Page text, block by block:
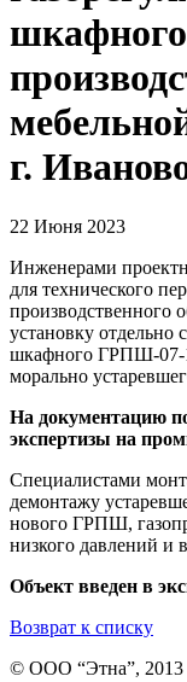
г.
22 Июня 2023
Инженерами
для технического
производственного
установку отдельно
шкафного ГРПШ-07-
морально
На документацию
экспертизы на
Специалистами
демонтажу
нового ГРПШ,
низкого давлений и
Объект введен в
Возврат к списку
© ООО “Этна”, 2013